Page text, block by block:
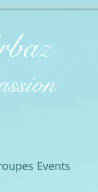
Events